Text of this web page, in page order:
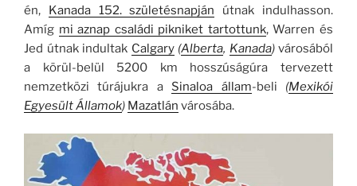
én, Kanada 152. születésnapján útnak indulhasson.
Amíg mi aznap családi pikniket tartottunk, Warren és
Jed útnak indultak Calgary (Alberta, Kanada)városából
a körül-belül 5200 km hosszúságúra tervezett
nemzetközi túrájukra a Sinaloa állam-beli (Mexikói
Egyesült Államok) Mazatlán városába.